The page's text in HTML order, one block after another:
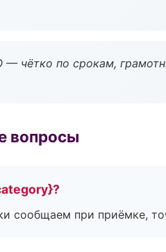
— чётко по срокам,
вопросы
сообщаем при приёмке,